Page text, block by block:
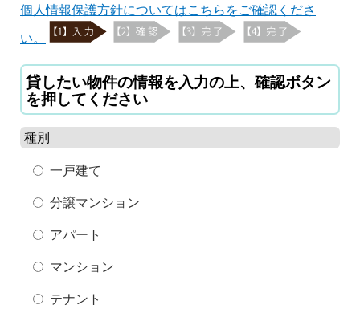
個人情報保護方針についてはこちらをご確認くださ
い。
貸したい物件の情報を入力の上、確認ボタン
を押してください
種別
一戸建て
分譲マンション
アパート
マンション
テナント